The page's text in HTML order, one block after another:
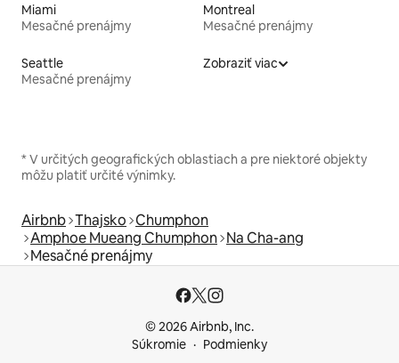
Miami
Mesačné prenájmy
Montreal
Mesačné prenájmy
Seattle
Mesačné prenájmy
Zobraziť viac
* V určitých geografických oblastiach a pre niektoré objekty
môžu platiť určité výnimky.
Airbnb Thajsko Chumphon
Amphoe Mueang Chumphon Na Cha-ang
Mesačné prenájmy
© 2026 Airbnb, Inc.
Súkromie
Podmienky